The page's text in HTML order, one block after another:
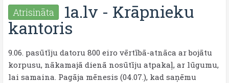
Atrisināta 1a.lv - Krāpnieku
kantoris
9.06. pasūtīju datoru 800 eiro vērtībā-atnāca ar bojātu
korpusu, nākamajā dienā nosūtīju atpakaļ, ar lūgumu,
lai samaina. Pagāja mēnesis (04.07.), kad saņēmu